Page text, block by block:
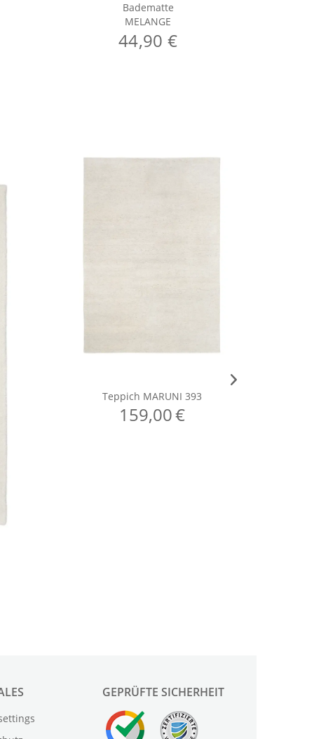
Badematte
MELANGE
44,90 €
GEPRÜFTE SICHERHEIT